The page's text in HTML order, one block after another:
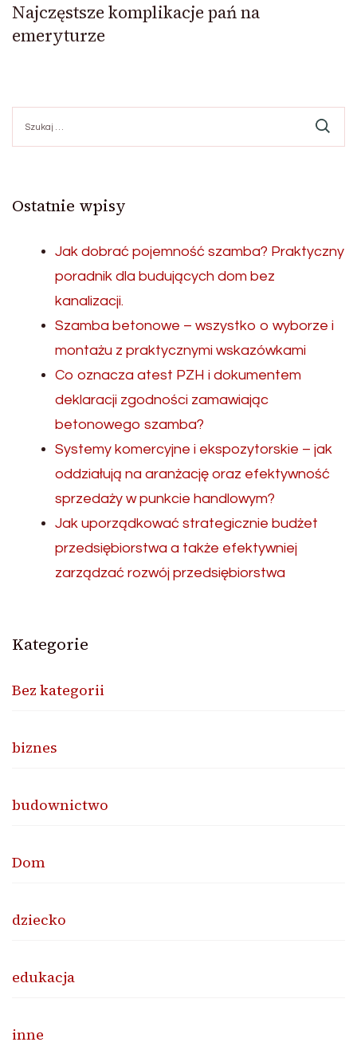
Najczęstsze komplikacje pań na
emeryturze
Ostatnie wpisy
Jak dobrać pojemność szamba? Praktyczny
poradnik dla budujących dom bez
kanalizacji.
Szamba betonowe – wszystko o wyborze i
montażu z praktycznymi wskazówkami
Co oznacza atest PZH i dokumentem
deklaracji zgodności zamawiając
betonowego szamba?
Systemy komercyjne i ekspozytorskie – jak
oddziałują na aranżację oraz efektywność
sprzedaży w punkcie handlowym?
Jak uporządkować strategicznie budżet
przedsiębiorstwa a także efektywniej
zarządzać rozwój przedsiębiorstwa
Kategorie
Bez kategorii
biznes
budownictwo
Dom
dziecko
edukacja
inne